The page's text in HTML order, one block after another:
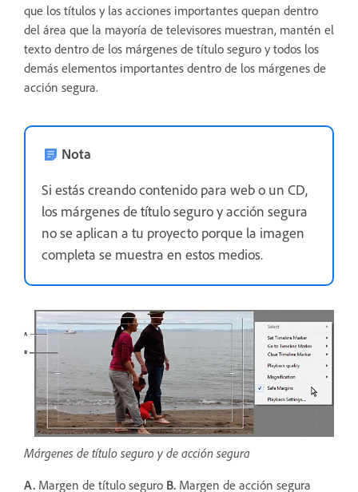
que los títulos y las acciones importantes quepan dentro
del área que la mayoría de televisores muestran, mantén el
texto dentro de los márgenes de título seguro y todos los
demás elementos importantes dentro de los márgenes de
acción segura.
Nota
Si estás creando contenido para web o un CD,
los márgenes de título seguro y acción segura
no se aplican a tu proyecto porque la imagen
completa se muestra en estos medios.
Márgenes de título seguro y de acción segura
A. Margen de título seguro B. Margen de acción segura